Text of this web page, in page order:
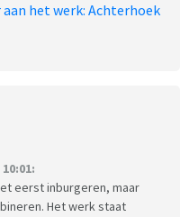
het werk: Achterhoek
eerst inburgeren, maar
Het werk staat